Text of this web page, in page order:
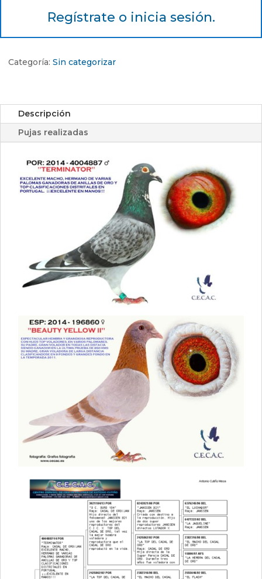
Regístrate o inicia sesión.
Categoría: Sin categorizar
Descripción
Pujas realizadas